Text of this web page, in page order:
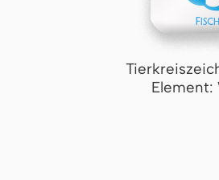
Element: